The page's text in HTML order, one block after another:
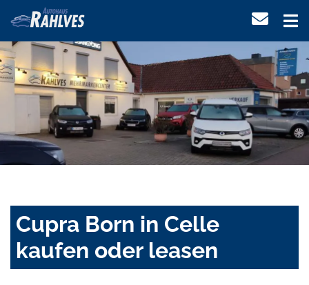
Cupra Born in Celle
kaufen oder leasen